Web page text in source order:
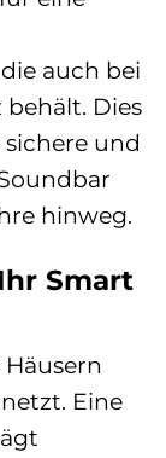
auch bei
Dies
sichere und
hinweg.
Smart
Eine